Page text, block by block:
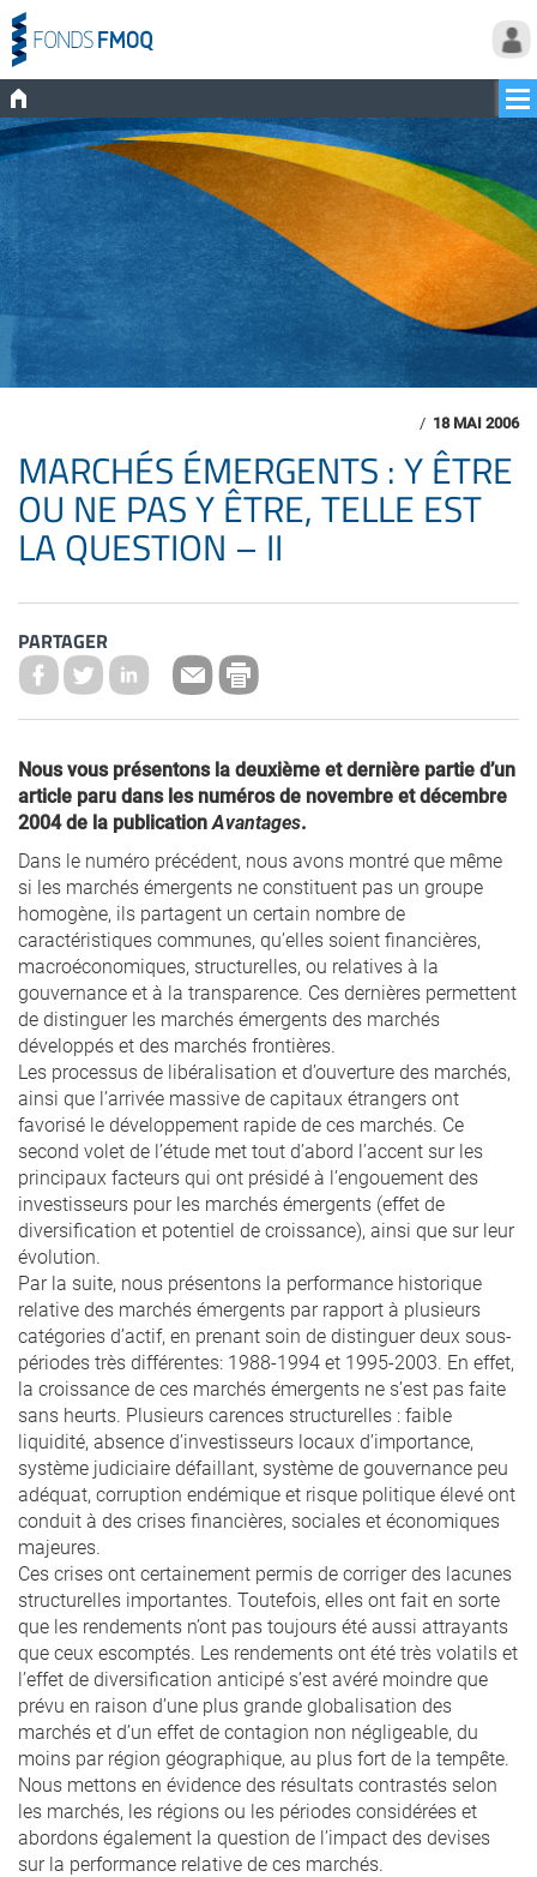
/ 18 MAI 2006
MARCHÉS ÉMERGENTS : Y ÊTRE
OU NE PAS Y ÊTRE, TELLE EST
LA QUESTION – II
PARTAGER
Nous vous présentons la deuxième et dernière partie d’un
article paru dans les numéros de novembre et décembre
2004 de la publicationAvantages.
Dans le numéro précédent, nous avons montré que même
si les marchés émergents ne constituent pas un groupe
homogène, ils partagent un certain nombre de
caractéristiques communes, qu’elles soient financières,
macroéconomiques, structurelles, ou relatives à la
gouvernance et à la transparence. Ces dernières permettent
de distinguer les marchés émergents des marchés
développés et des marchés frontières.
Les processus de libéralisation et d’ouverture des marchés,
ainsi que l’arrivée massive de capitaux étrangers ont
favorisé le développement rapide de ces marchés. Ce
second volet de l’étude met tout d’abord l’accent sur les
principaux facteurs qui ont présidé à l’engouement des
investisseurs pour les marchés émergents (effet de
diversification et potentiel de croissance), ainsi que sur leur
évolution.
Par la suite, nous présentons la performance historique
relative des marchés émergents par rapport à plusieurs
catégories d’actif, en prenant soin de distinguer deux sous-
périodes très différentes: 1988-1994 et 1995-2003. En effet,
la croissance de ces marchés émergents ne s’est pas faite
sans heurts. Plusieurs carences structurelles : faible
liquidité, absence d’investisseurs locaux d’importance,
système judiciaire défaillant, système de gouvernance peu
adéquat, corruption endémique et risque politique élevé ont
conduit à des crises financières, sociales et économiques
majeures.
Ces crises ont certainement permis de corriger des lacunes
structurelles importantes. Toutefois, elles ont fait en sorte
que les rendements n’ont pas toujours été aussi attrayants
que ceux escomptés. Les rendements ont été très volatils et
l’effet de diversification anticipé s’est avéré moindre que
prévu en raison d’une plus grande globalisation des
marchés et d’un effet de contagion non négligeable, du
moins par région géographique, au plus fort de la tempête.
Nous mettons en évidence des résultats contrastés selon
les marchés, les régions ou les périodes considérées et
abordons également la question de l’impact des devises
sur la performance relative de ces marchés.